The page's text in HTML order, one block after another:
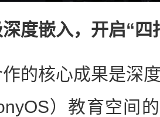
度嵌入，开启“四
核心成果是深度
）教育空间